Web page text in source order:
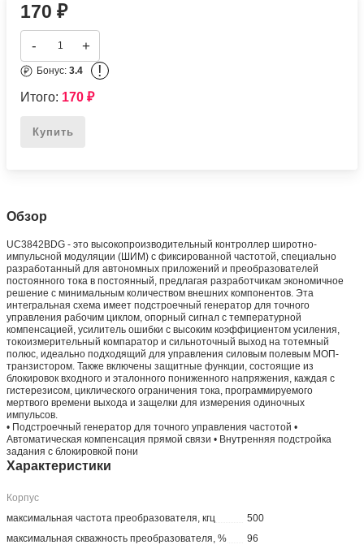
170₽
- +
Бонус:3.4 !
Итого: 170₽
Купить
Обзор
UC3842BDG - это высокопроизводительный контроллер широтно-
импульсной модуляции (ШИМ) с фиксированной частотой, специально
разработанный для автономных приложений и преобразователей
постоянного тока в постоянный, предлагая разработчикам экономичное
решение с минимальным количеством внешних компонентов. Эта
интегральная схема имеет подстроечный генератор для точного
управления рабочим циклом, опорный сигнал с температурной
компенсацией, усилитель ошибки с высоким коэффициентом усиления,
токоизмерительный компаратор и сильноточный выход на тотемный
полюс, идеально подходящий для управления силовым полевым МОП-
транзистором. Также включены защитные функции, состоящие из
блокировок входного и эталонного пониженного напряжения, каждая с
гистерезисом, циклического ограничения тока, программируемого
мертвого времени выхода и защелки для измерения одиночных
импульсов.
• Подстроечный генератор для точного управления частотой •
Автоматическая компенсация прямой связи • Внутренняя подстройка
задания с блокировкой пони
Характеристики
Корпус
максимальная частота преобразователя, кгц
500
максимальная скважность преобразователя, %
96